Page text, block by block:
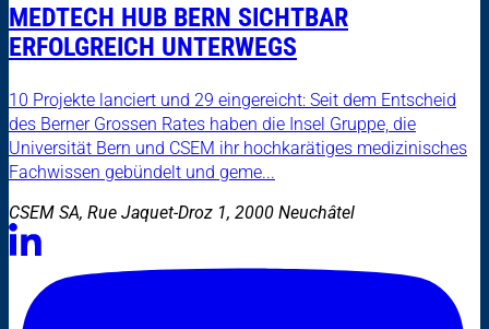
MEDTECH HUB BERN SICHTBAR
ERFOLGREICH UNTERWEGS
10 Projekte lanciert und 29 eingereicht: Seit dem Entscheid
des Berner Grossen Rates haben die Insel Gruppe, die
Universität Bern und CSEM ihr hochkarätiges medizinisches
Fachwissen gebündelt und geme...
CSEM SA, Rue Jaquet-Droz 1, 2000 Neuchâtel